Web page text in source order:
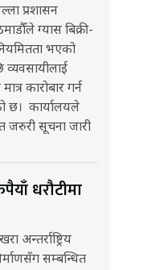
प्रशासन
ग्यास बिक्री-
भएको
व्यवसायीलाई
कारोबार गर्न
छ। कार्यालयले
जरुरी सूचना जारी
धरौटीमा
अन्तर्राष्ट्रिय
सम्बन्धित